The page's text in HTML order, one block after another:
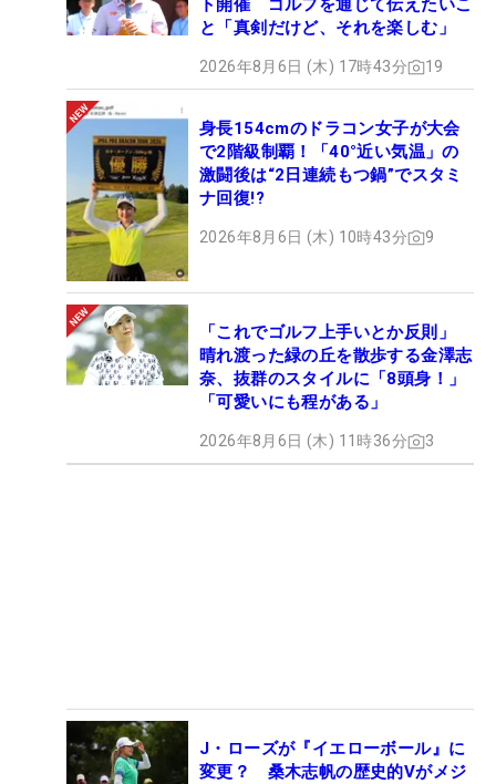
ト開催 ゴルフを通じて伝えたいこ
と「真剣だけど、それを楽しむ」
2026年8月6日 (木) 17時43分 19
身長154cmのドラコン女子が大会
で2階級制覇！「40°近い気温」の
激闘後は“2日連続もつ鍋”でスタミ
ナ回復!?
2026年8月6日 (木) 10時43分 9
「これでゴルフ上手いとか反則」
晴れ渡った緑の丘を散歩する金澤志
奈、抜群のスタイルに「8頭身！」
「可愛いにも程がある」
2026年8月6日 (木) 11時36分 3
J・ローズが『イエローボール』に
変更？ 桑木志帆の歴史的Vがメジ